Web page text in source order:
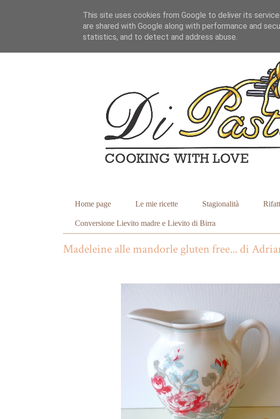
Home page Le mie ricette Stagionalità
Conversione Lievito madre e Lievito di Birra
Madeleine alle mandorle gluten free... di
This site uses cookies from Google to deliver its
are shared with Google along with performance and
statistics, and to detect and address abuse.